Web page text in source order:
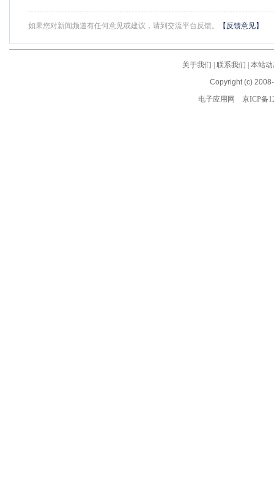
如果您对新闻频道有任何意见或建议，请到交流平台反馈。 【反馈意见】
关于我们 联系我们
本站
Copyright (c)
电子应用网
京ICP备